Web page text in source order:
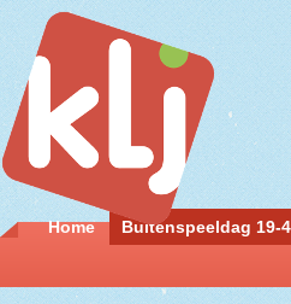
Home Buitenspeeldag 19-4